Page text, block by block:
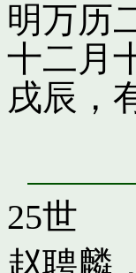
明万历
十二月
戌辰，
25世
赵聘麟